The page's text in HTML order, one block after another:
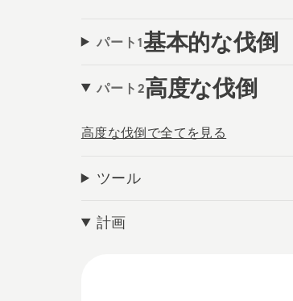
パート1基本的な伐倒
パート2高度な伐倒
高度な伐倒で全てを見る
ツール
計画